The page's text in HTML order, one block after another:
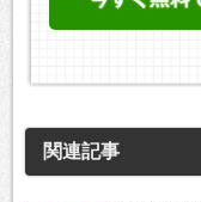
関連記事